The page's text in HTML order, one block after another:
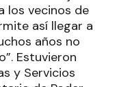
los vecinos de
así llegar a
años no
Estuvieron
y Servicios